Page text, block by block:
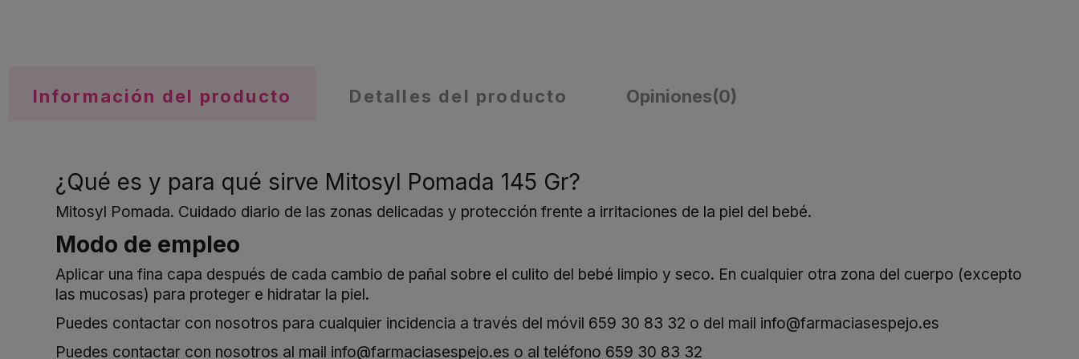
Información del producto Detalles del producto Opiniones(0)
¿Qué es y para qué sirve Mitosyl Pomada 145 Gr?
Mitosyl Pomada. Cuidado diario de las zonas delicadas y protección frente a irritaciones de la piel del bebé.
Modo de empleo
Aplicar una fina capa después de cada cambio de pañal sobre el culito del bebé limpio y seco. En cualquier otra zona del cuerpo (excepto
las mucosas) para proteger e hidratar la piel.
Puedes contactar con nosotros para cualquier incidencia a través del móvil 659 30 83 32 o del mail info@farmaciasespejo.es
Puedes contactar con nosotros al mail info@farmaciasespejo.es o al teléfono 659 30 83 32